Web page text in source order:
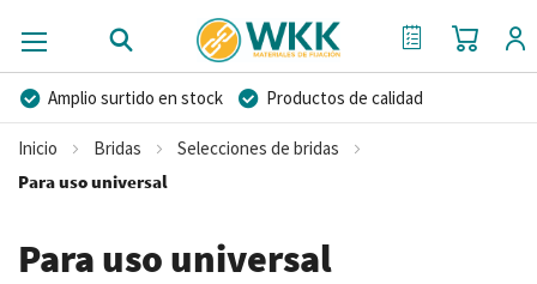
Mi
Mi Cotización
Amplio surtido en stock
Productos de calidad
Precios competitivos
Entrega rápida
Asesoramiento personal
Inicio Bridas
Selecciones de bridas
Para uso universal
Para uso universal